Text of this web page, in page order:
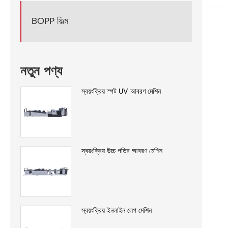
BOPP ফিল্ম
নতুন পণ্য
স্বয়ংক্রিয় স্পট UV আবরণ মেশিন
স্বয়ংক্রিয় উচ্চ গতির আবরণ মেশিন
স্বয়ংক্রিয় ইনলাইন লেপ মেশিন